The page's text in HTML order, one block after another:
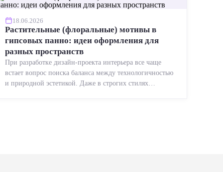
18.06.2026
Растительные (флоральные) мотивы в
гипсовых панно: идеи оформления для
разных пространств
При разработке дизайн-проекта интерьера все чаще
встает вопрос поиска баланса между технологичностью
и природной эстетикой. Даже в строгих стилях